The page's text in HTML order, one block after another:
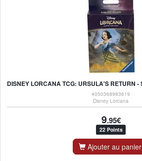
4050368983619
Disney Lorcana
9.95€
22 Points
Ajouter au panier